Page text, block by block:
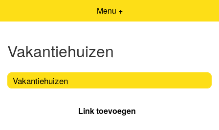
Menu +
Vakantiehuizen
Vakantiehuizen
Link toevoegen